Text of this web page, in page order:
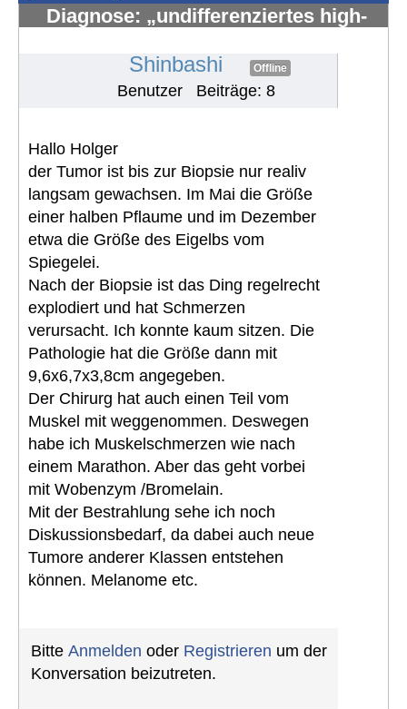
Diagnose: „undifferenziertes high-
Shinbashi Offline
Benutzer Beiträge: 8
Hallo Holger
der Tumor ist bis zur Biopsie nur realiv
langsam gewachsen. Im Mai die Größe
einer halben Pflaume und im Dezember
etwa die Größe des Eigelbs vom
Spiegelei.
Nach der Biopsie ist das Ding regelrecht
explodiert und hat Schmerzen
verursacht. Ich konnte kaum sitzen. Die
Pathologie hat die Größe dann mit
9,6x6,7x3,8cm angegeben.
Der Chirurg hat auch einen Teil vom
Muskel mit weggenommen. Deswegen
habe ich Muskelschmerzen wie nach
einem Marathon. Aber das geht vorbei
mit Wobenzym /Bromelain.
Mit der Bestrahlung sehe ich noch
Diskussionsbedarf, da dabei auch neue
Tumore anderer Klassen entstehen
können. Melanome etc.
Bitte Anmelden oder Registrieren um der
Konversation beizutreten.